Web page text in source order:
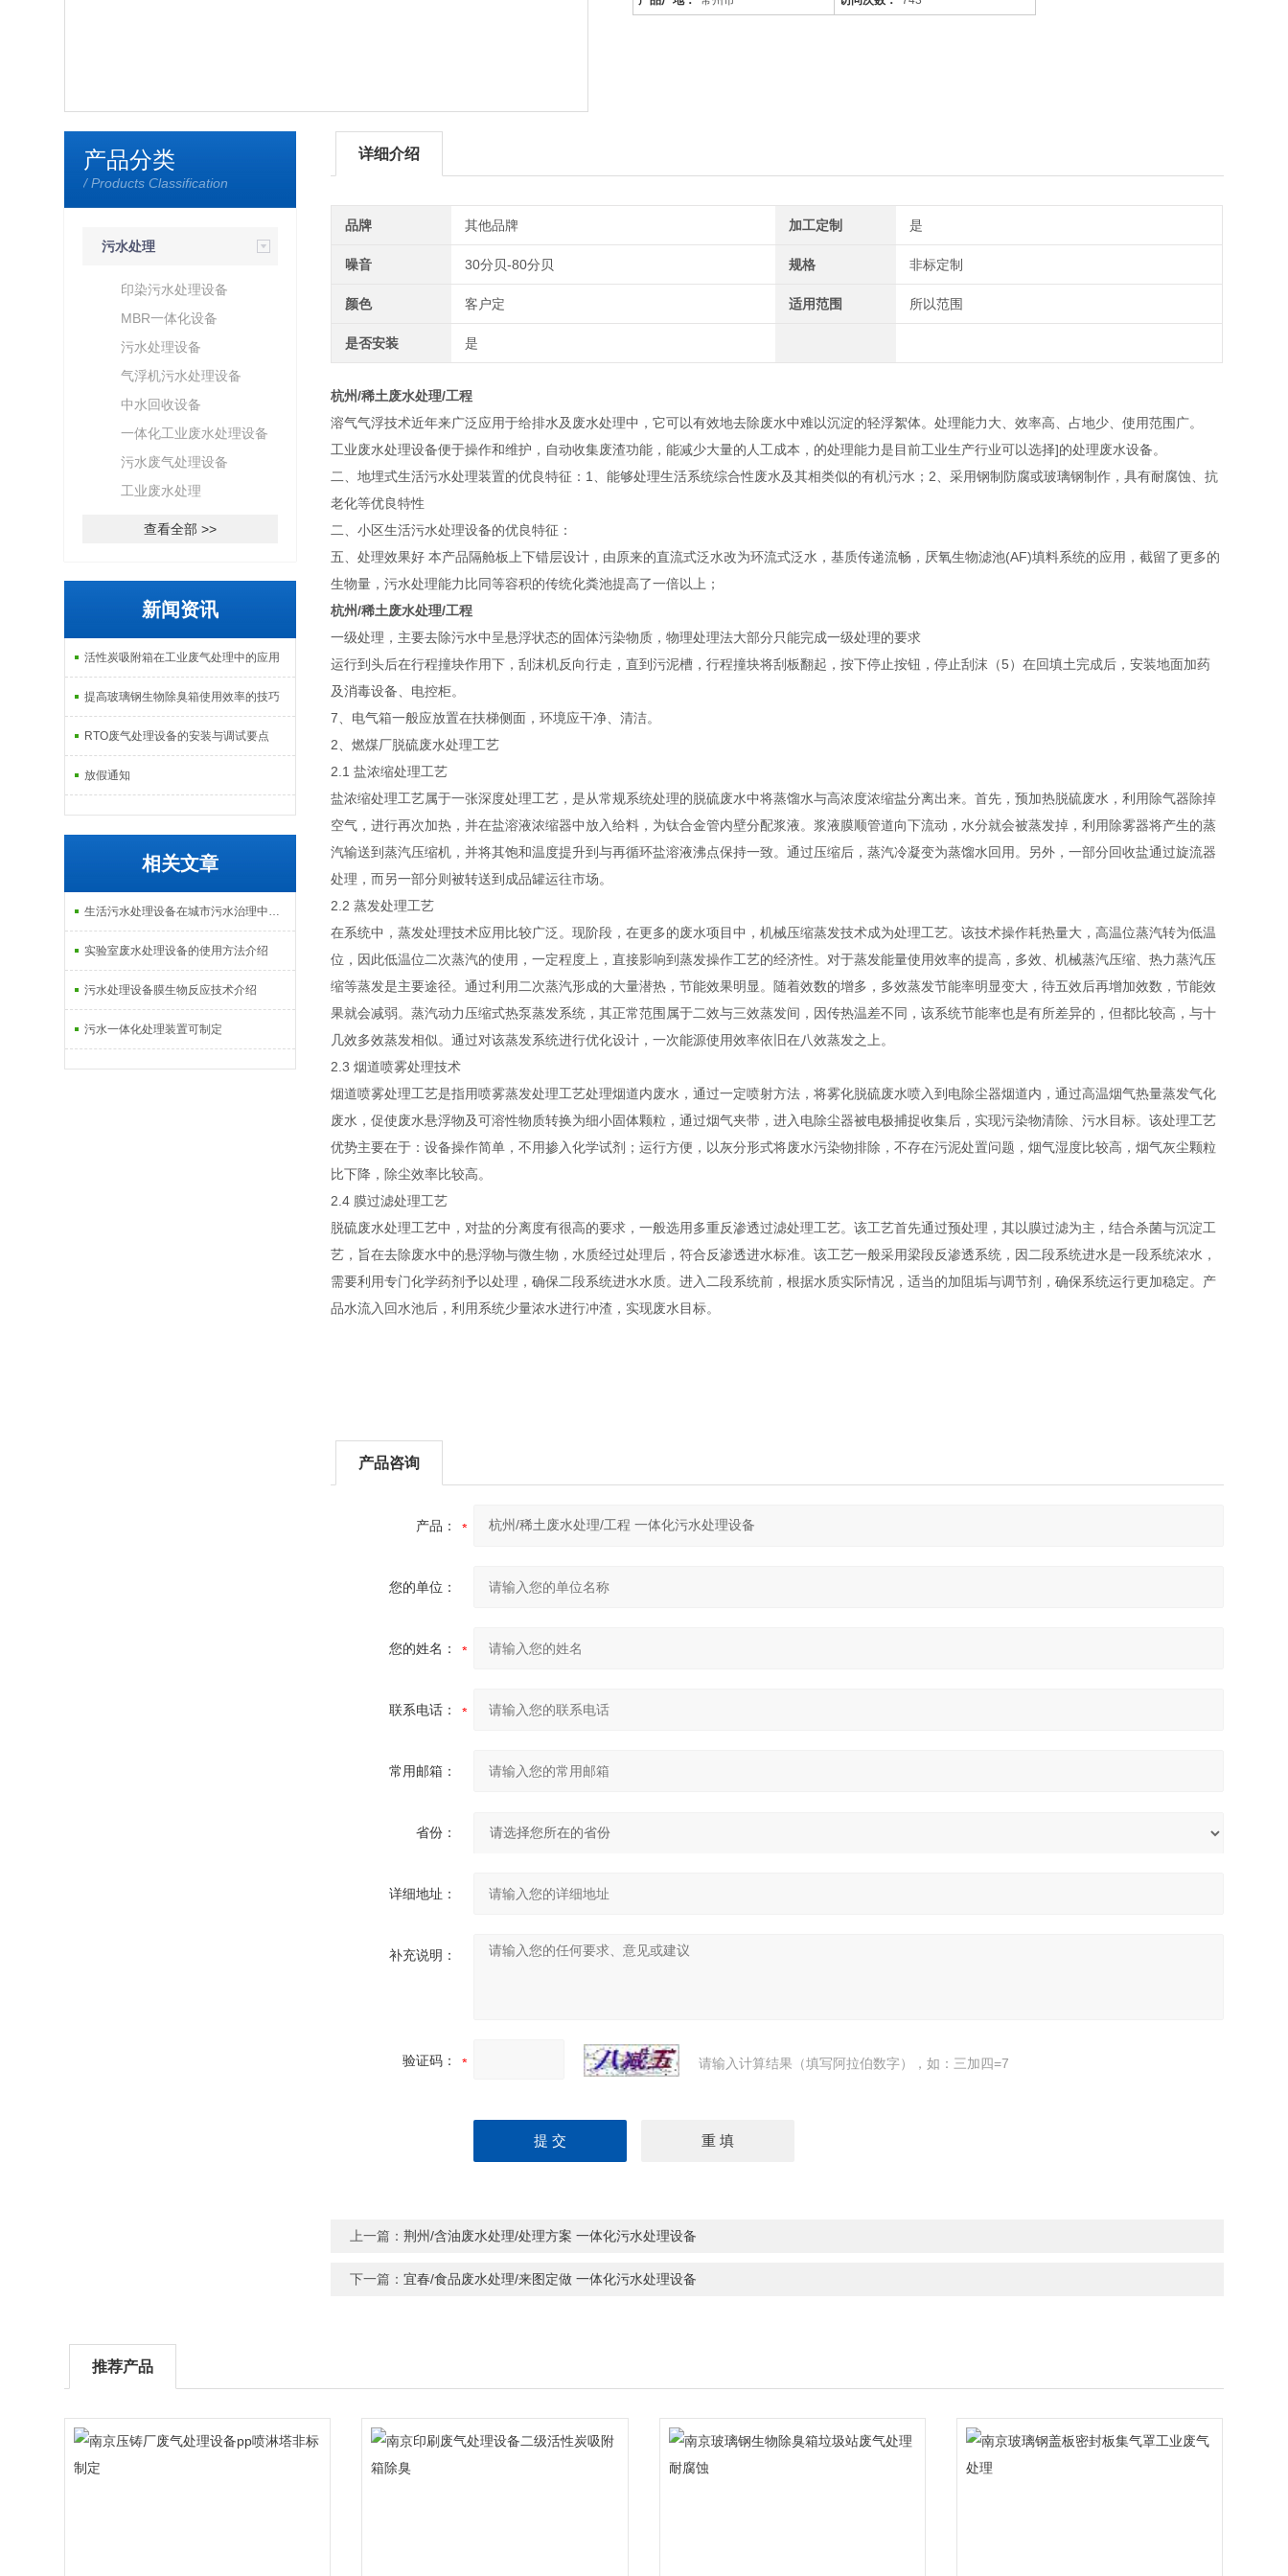
产品分类
/ Products Classification
污水处理
印染污水处理设备
MBR一体化设备
污水处理设备
气浮机污水处理设备
中水回收设备
一体化工业废水处理设备
污水废气处理设备
工业废水处理
查看全部 >>
新闻资讯
活性炭吸附箱在工业废气处理中的应用
提高玻璃钢生物除臭箱使用效率的技巧
RTO废气处理设备的安装与调试要点
放假通知
相关文章
生活污水处理设备在城市污水治理中的应用介绍
实验室废水处理设备的使用方法介绍
污水处理设备膜生物反应技术介绍
污水一体化处理装置可制定
详细介绍
品牌 其他品牌 加工定制 是
噪音 30分贝-80分贝 规格 非标定制
颜色 客户定 适用范围 所以范围
是否安装 是
杭州/稀土废水处理/工程
溶气气浮技术近年来广泛应用于给排水及废水处理中，它可以有效地去除废水中难以沉淀的轻浮絮体。处理能力大、效率高、占地少、使用范围广。
工业废水处理设备便于操作和维护，自动收集废渣功能，能减少大量的人工成本，的处理能力是目前工业生产行业可以选择]的处理废水设备。
二、地埋式生活污水处理装置的优良特征：1、能够处理生活系统综合性废水及其相类似的有机污水；2、采用钢制防腐或玻璃钢制作，具有耐腐蚀、抗
老化等优良特性
二、小区生活污水处理设备的优良特征：
五、处理效果好 本产品隔舱板上下错层设计，由原来的直流式泛水改为环流式泛水，基质传递流畅，厌氧生物滤池(AF)填料系统的应用，截留了更多的
生物量，污水处理能力比同等容积的传统化粪池提高了一倍以上；
杭州/稀土废水处理/工程
一级处理，主要去除污水中呈悬浮状态的固体污染物质，物理处理法大部分只能完成一级处理的要求
运行到头后在行程撞块作用下，刮沫机反向行走，直到污泥槽，行程撞块将刮板翻起，按下停止按钮，停止刮沫（5）在回填土完成后，安装地面加药
及消毒设备、电控柜。
7、电气箱一般应放置在扶梯侧面，环境应干净、清洁。
2、燃煤厂脱硫废水处理工艺
2.1 盐浓缩处理工艺
盐浓缩处理工艺属于一张深度处理工艺，是从常规系统处理的脱硫废水中将蒸馏水与高浓度浓缩盐分离出来。首先，预加热脱硫废水，利用除气器除掉
空气，进行再次加热，并在盐溶液浓缩器中放入给料，为钛合金管内壁分配浆液。浆液膜顺管道向下流动，水分就会被蒸发掉，利用除雾器将产生的蒸
汽输送到蒸汽压缩机，并将其饱和温度提升到与再循环盐溶液沸点保持一致。通过压缩后，蒸汽冷凝变为蒸馏水回用。另外，一部分回收盐通过旋流器
处理，而另一部分则被转送到成品罐运往市场。
2.2 蒸发处理工艺
在系统中，蒸发处理技术应用比较广泛。现阶段，在更多的废水项目中，机械压缩蒸发技术成为处理工艺。该技术操作耗热量大，高温位蒸汽转为低温
位，因此低温位二次蒸汽的使用，一定程度上，直接影响到蒸发操作工艺的经济性。对于蒸发能量使用效率的提高，多效、机械蒸汽压缩、热力蒸汽压
缩等蒸发是主要途径。通过利用二次蒸汽形成的大量潜热，节能效果明显。随着效数的增多，多效蒸发节能率明显变大，待五效后再增加效数，节能效
果就会减弱。蒸汽动力压缩式热泵蒸发系统，其正常范围属于二效与三效蒸发间，因传热温差不同，该系统节能率也是有所差异的，但都比较高，与十
几效多效蒸发相似。通过对该蒸发系统进行优化设计，一次能源使用效率依旧在八效蒸发之上。
2.3 烟道喷雾处理技术
烟道喷雾处理工艺是指用喷雾蒸发处理工艺处理烟道内废水，通过一定喷射方法，将雾化脱硫废水喷入到电除尘器烟道内，通过高温烟气热量蒸发气化
废水，促使废水悬浮物及可溶性物质转换为细小固体颗粒，通过烟气夹带，进入电除尘器被电极捕捉收集后，实现污染物清除、污水目标。该处理工艺
优势主要在于：设备操作简单，不用掺入化学试剂；运行方便，以灰分形式将废水污染物排除，不存在污泥处置问题，烟气湿度比较高，烟气灰尘颗粒
比下降，除尘效率比较高。
2.4 膜过滤处理工艺
脱硫废水处理工艺中，对盐的分离度有很高的要求，一般选用多重反渗透过滤处理工艺。该工艺首先通过预处理，其以膜过滤为主，结合杀菌与沉淀工
艺，旨在去除废水中的悬浮物与微生物，水质经过处理后，符合反渗透进水标准。该工艺一般采用梁段反渗透系统，因二段系统进水是一段系统浓水，
需要利用专门化学药剂予以处理，确保二段系统进水水质。进入二段系统前，根据水质实际情况，适当的加阻垢与调节剂，确保系统运行更加稳定。产
品水流入回水池后，利用系统少量浓水进行冲渣，实现废水目标。
产品咨询
产品：
您的单位：
您的姓名：
联系电话：
常用邮箱：
省份：
详细地址：
补充说明：
验证码： 请输入计算结果（填写阿拉伯数字），如：三加四=7
上一篇：荆州/含油废水处理/处理方案 一体化污水处理设备
下一篇：宜春/食品废水处理/来图定做 一体化污水处理设备
推荐产品